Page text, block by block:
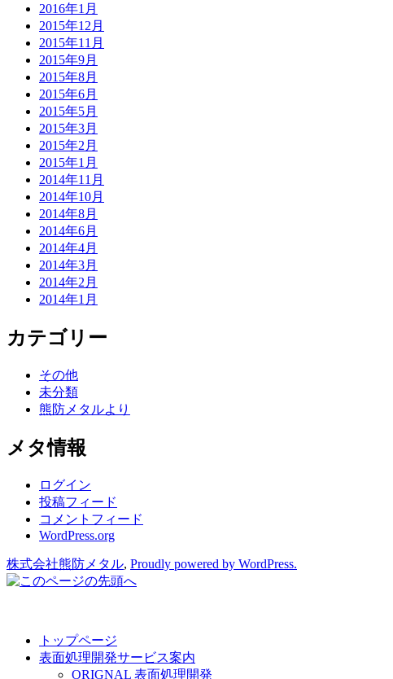
2016年1月
2015年12月
2015年11月
2015年9月
2015年8月
2015年6月
2015年5月
2015年3月
2015年2月
2015年1月
2014年11月
2014年10月
2014年8月
2014年6月
2014年4月
2014年3月
2014年2月
2014年1月
カテゴリー
その他
未分類
熊防メタルより
メタ情報
ログイン
投稿フィード
コメントフィード
WordPress.org
株式会社熊防メタル, Proudly powered by WordPress.
トップページ
表面処理開発サービス案内
ORIGNAL 表面処理開発